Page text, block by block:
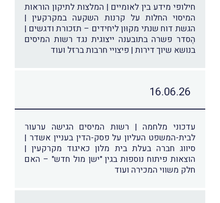
חילופי מידע בין לאומיים | המלצות לתיקון הוראות
המיסוי החלות על קרנות השקעה במקרקעין |
הגשת דוח שנתי מקוּון ליחידים – תזכורת ודגשים |
הֶסדר פשרה בתובענה ייצוגית נגד רשות המיסים
בנושא שיוך דירות | פיצויי חרבות ברזל ועוד
16.06.26
עדכוני מלחמה | רשות המיסים הגישה ערעור
לבית-המשפט העליון על פסק-הדין בעניין אשדר |
סיווג חברה בעלת בית מלון כאיגוד מקרקעין |
הוצאות פיתוח נוספות בגין "ישן מול חדש" – האם
חלק משווי המכירה ועוד